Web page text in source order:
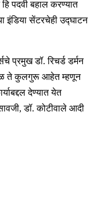
पदवी बहाल करण्यात
इंडिया सेंटरचेही उद्घाटन
प्रमुख डॉ. रिचर्ड डर्मन
ते कुलगुरू आहेत म्हणून
देण्यात येत
डॉ. कोटीवाले आदी